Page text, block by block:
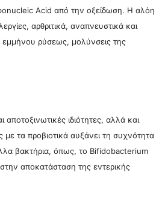
Acid από την οξείδωση. Η αλόη
αρθριτικά, αναπνευστικά και
εμμήνου ρύσεως, μολύνσεις της
αποτοξινωτικές ιδιότητες, αλλά και
τα προβιοτικά αυξάνει τη συχνότητα
βακτήρια, όπως, το Bifidobacterium
αποκατάσταση της εντερικής